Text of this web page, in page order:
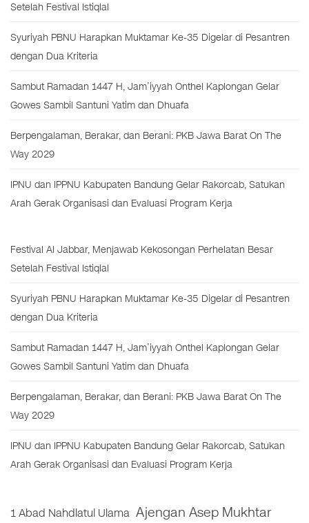
Setelah Festival Istiqlal
Syuriyah PBNU Harapkan Muktamar Ke-35 Digelar di Pesantren
dengan Dua Kriteria
Sambut Ramadan 1447 H, Jam’iyyah Onthel Kaplongan Gelar
Gowes Sambil Santuni Yatim dan Dhuafa
Berpengalaman, Berakar, dan Berani: PKB Jawa Barat On The
Way 2029
IPNU dan IPPNU Kabupaten Bandung Gelar Rakorcab, Satukan
Arah Gerak Organisasi dan Evaluasi Program Kerja
Festival Al Jabbar, Menjawab Kekosongan Perhelatan Besar
Setelah Festival Istiqlal
Syuriyah PBNU Harapkan Muktamar Ke-35 Digelar di Pesantren
dengan Dua Kriteria
Sambut Ramadan 1447 H, Jam’iyyah Onthel Kaplongan Gelar
Gowes Sambil Santuni Yatim dan Dhuafa
Berpengalaman, Berakar, dan Berani: PKB Jawa Barat On The
Way 2029
IPNU dan IPPNU Kabupaten Bandung Gelar Rakorcab, Satukan
Arah Gerak Organisasi dan Evaluasi Program Kerja
1 Abad Nahdlatul Ulama Ajengan Asep Mukhtar